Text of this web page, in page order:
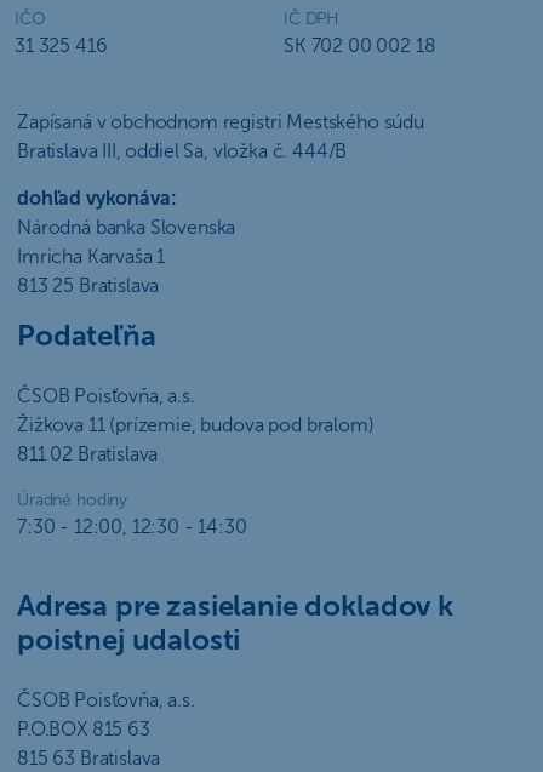
IČO
31 325 416
IČ DPH
SK 702 00 002 18
Zapísaná v obchodnom registri Mestského súdu
Bratislava III, oddiel Sa, vložka č. 444/B
dohľad vykonáva:
Národná banka Slovenska
Imricha Karvaša 1
813 25 Bratislava
Podateľňa
ČSOB Poisťovňa, a.s.
Žižkova 11 (prízemie, budova pod bralom)
811 02 Bratislava
Úradné hodiny
7:30 - 12:00, 12:30 - 14:30
Adresa pre zasielanie dokladov k
poistnej udalosti
ČSOB Poisťovňa, a.s.
P.O.BOX 815 63
815 63 Bratislava